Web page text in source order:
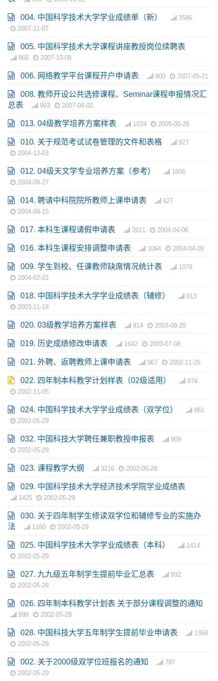
004. 中国科学技术大学学业成绩单（新）
3586
2007-11-07
005. 中国科学技术大学课程讲座教授岗位续聘表
865 2007-10-08
006. 网络教学平台课程开户申请表 800 2007-05-21
008. 教师开设公共选修课程、Seminar课程申报情况汇
总表
903 2007-04-02
013. 04级教学培养方案样表 1024 2005-05-26
010. 关于规范考试试卷管理的文件和表格
927
2004-12-03
012. 04级天文学专业培养方案（参考）
1606
2004-09-27
014. 聘请中科院院所教师上课申请表
627
2004-09-15
017. 本科生课程请假申请表 2611 2004-04-06
016. 本科生课程安排调整申请表 1064 2004-04-06
009. 学生到校、任课教师缺席情况统计表
1078
2004-02-22
018. 中国科学技术大学学业成绩表（辅修）
813
2003-11-18
020. 03级教学培养方案样表 914 2003-08-29
019. 历史成绩修改申请表 1642 2003-07-08
021. 外聘、返聘教师上课申请表 967 2002-11-26
022. 四年制本科教学计划样表（02级适用）
874
2002-11-05
024. 中国科学技术大学学业成绩表（双学位）
861
2002-05-29
032. 中国科技大学聘任兼职教授申报表
909
2002-05-29
023. 课程教学大纲 3216 2002-05-29
029. 中国科学技术大学经济技术学院学业成绩表
1425 2002-05-29
030. 关于四年制学生修读双学位和辅修专业的实施办
法
1160 2002-05-29
025. 中国科学技术大学学业成绩表（本科）
1414
2002-05-29
027. 九九级五年制学生提前毕业汇总表
932
2002-05-29
026. 四年制本科教学计划表 关于部分课程调整的通知
898 2002-05-29
028. 中国科技大学五年制学生提前毕业申请表
1358
2002-05-29
002. 关于2000级双学位班报名的通知
787
2002-05-29